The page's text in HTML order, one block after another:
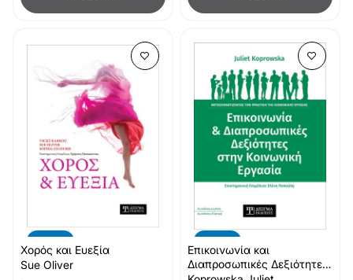
Χορός και Ευεξία
Sue Oliver
Επικοινωνία και
Διαπροσωπικές Δεξιότητες